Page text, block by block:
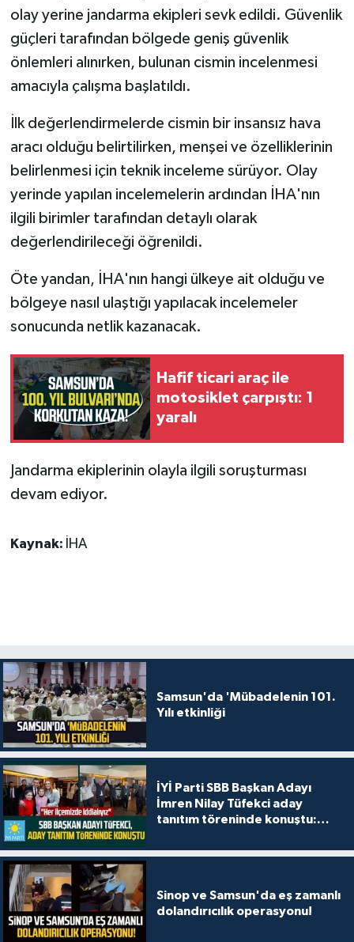
olay yerine jandarma ekipleri sevk edildi. Güvenlik
güçleri tarafından bölgede geniş güvenlik
önlemleri alınırken, bulunan cismin incelenmesi
amacıyla çalışma başlatıldı.
İlk değerlendirmelerde cismin bir insansız hava
aracı olduğu belirtilirken, menşei ve özelliklerinin
belirlenmesi için teknik inceleme sürüyor. Olay
yerinde yapılan incelemelerin ardından İHA'nın
ilgili birimler tarafından detaylı olarak
değerlendirileceği öğrenildi.
Öte yandan, İHA'nın hangi ülkeye ait olduğu ve
bölgeye nasıl ulaştığı yapılacak incelemeler
sonucunda netlik kazanacak.
Hafif ticari araç ile
motosiklet çarpıştı: 1
yaralı
Jandarma ekiplerinin olayla ilgili soruşturması
devam ediyor.
Kaynak: İHA
Samsun'da 'Mübadelenin 101.
Yılı etkinliği
İYİ Parti SBB Başkan Adayı
İmren Nilay Tüfekci aday
tanıtım töreninde konuştu:
Sinop ve Samsun'da eş zamanlı
dolandırıcılık operasyonu!